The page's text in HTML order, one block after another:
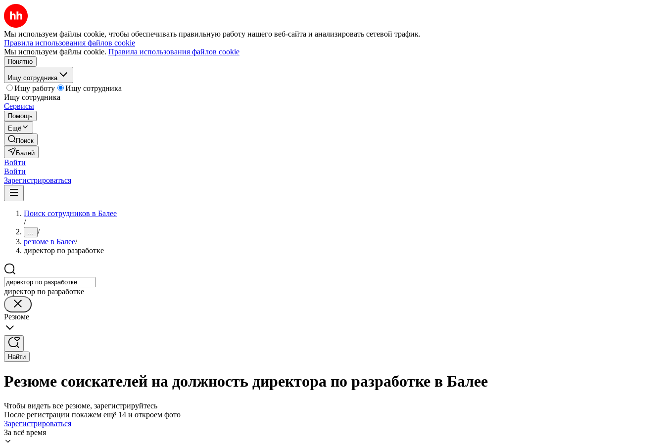
Мы используем файлы cookie, чтобы обеспечивать правильную работу нашего веб-сайта и анализировать сетевой трафик.
Правила использования файлов cookie
Мы используем файлы cookie. Правила использования файлов cookie
Понятно
Ищу сотрудника
Ищу работу
Ищу сотрудника
Ищу сотрудника
Сервисы
Помощь
Ещё
Поиск
Балей
Войти
Войти
Зарегистрироваться
Поиск сотрудников в Балее
/
... /
резюме в Балее/
директор по разработке
директор по разработке
Резюме
Найти
Резюме соискателей на должность директора по разработке в Балее
Чтобы видеть все резюме, зарегистрируйтесь
После регистрации покажем ещё 14 и откроем фото
Зарегистрироваться
За всё время